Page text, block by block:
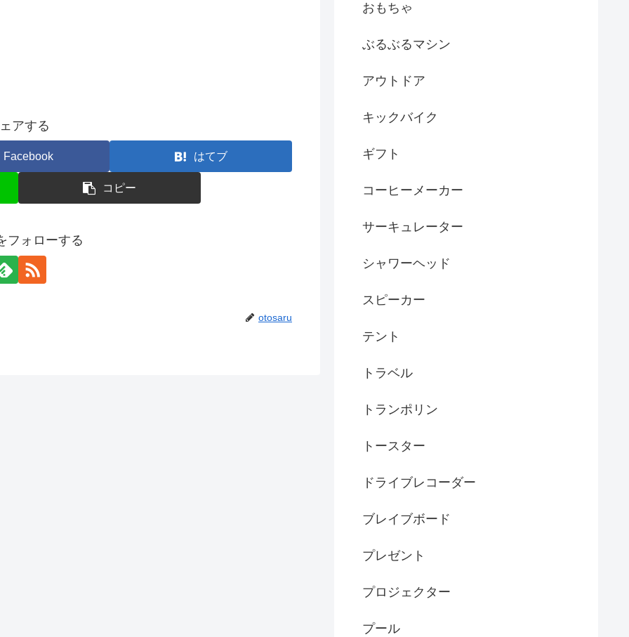
アする
Facebook はてブ
コピー
フォローする
otosaru
おもちゃ
ぶるぶるマシン
アウトドア
キックバイク
ギフト
コーヒーメーカー
サーキュレーター
シャワーヘッド
スピーカー
テント
トラベル
トランポリン
トースター
ドライブレコーダー
ブレイブボード
プレゼント
プロジェクター
プール